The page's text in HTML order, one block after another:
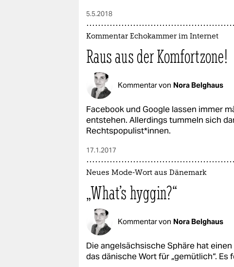
5.5.2018
Kommentar Echokammer im Internet
Raus aus der Komfortzone!
Kommentar von Nora Belghaus
Facebook und Google lassen immer
entstehen. Allerdings tummeln sich
Rechtspopulist*innen.
17.1.2017
Neues Mode-Wort aus Dänemark
„What's hyggin?“
Kommentar von Nora Belghaus
Die angelsächsische Sphäre hat einen
das dänische Wort für „gemütlich“.